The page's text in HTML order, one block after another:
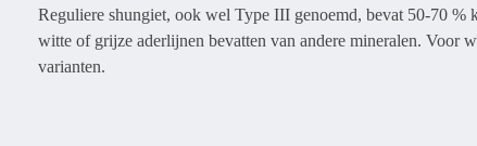
Reguliere shungiet, ook wel Type III genoemd, bevat 50-70 %
witte of grijze aderlijnen bevatten van andere mineralen. Voor
varianten.